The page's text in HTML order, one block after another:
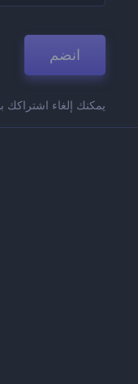
انضم
يمكنك إلغاء